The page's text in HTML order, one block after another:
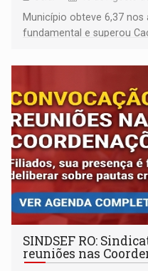
Município obteve 6,37
fundamental e superou
SINDSEF RO:
reuniões nas